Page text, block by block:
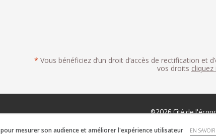
* Vous bénéficiez d’un droit d’accès de rectification et
vos droits cliquez
©2026 Cité de
pour mesurer son audience et améliorer l'expérience utilisateur EN